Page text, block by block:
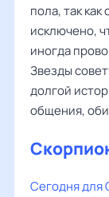
пола, так
исключено,
иногда
Звезды
долгой
общения,
Сегодня для